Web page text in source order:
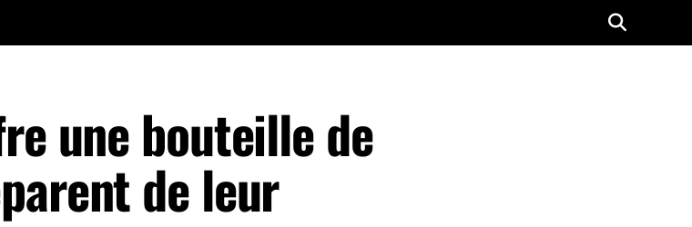
une bouteille de
de leur